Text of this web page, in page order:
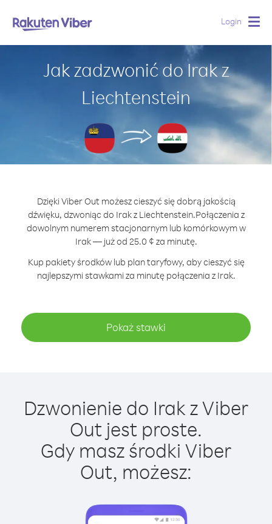
Login
Jak zadzwonić do Irak z
Liechtenstein
Dzięki Viber Out możesz cieszyć się dobrą jakością
dźwięku, dzwoniąc do Irak z Liechtenstein.Połączenia z
dowolnym numerem stacjonarnym lub komórkowym w
Irak — już od 25.0 ¢ za minutę.
Kup pakiety środków lub plan taryfowy, aby cieszyć się
najlepszymi stawkami za minutę połączenia z Irak.
Pokaż stawki
Dzwonienie do Irak z Viber
Out jest proste.
Gdy masz środki Viber
Out, możesz: